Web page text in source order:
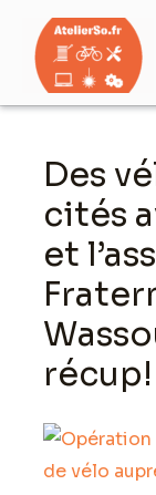
contenu
Des
cités
et
récup!
Navigation
articles